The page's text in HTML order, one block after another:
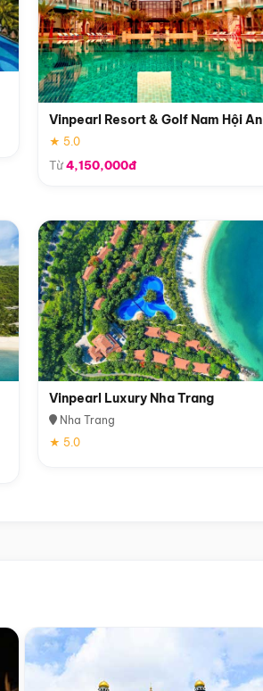
Vinpearl Resort & Golf Nam Hội An
★ 5.0
Từ4,150,000đ
Vinpearl Luxury Nha Trang
Nha Trang
★ 5.0